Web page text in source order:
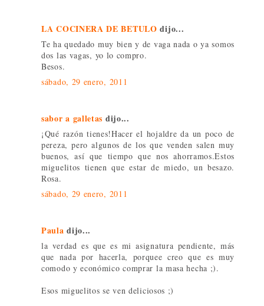
LA COCINERA DE BETULO dijo...
Te ha quedado muy bien y de vaga nada o ya somos
dos las vagas, yo lo compro.
Besos.
sábado, 29 enero, 2011
sabor a galletas dijo...
¡Qué razón tienes!Hacer el hojaldre da un poco de
pereza, pero algunos de los que venden salen muy
buenos, así que tiempo que nos ahorramos.Estos
miguelitos tienen que estar de miedo, un besazo.
Rosa.
sábado, 29 enero, 2011
Paula dijo...
la verdad es que es mi asignatura pendiente, más
que nada por hacerla, porquee creo que es muy
comodo y económico comprar la masa hecha ;).
Esos miguelitos se ven deliciosos ;)